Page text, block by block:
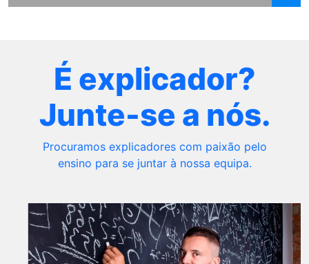
É explicador?
Junte-se a nós.
Procuramos explicadores com paixão pelo
ensino para se juntar à nossa equipa.